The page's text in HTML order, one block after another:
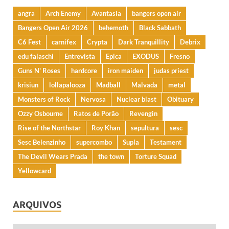
angra Arch Enemy Avantasia
bangers open air
Bangers Open Air 2026
behemoth
Black Sabbath
C6 Fest
carnifex Crypta Dark Tranquillity
Debrix
edu falaschi
Entrevista Epica EXODUS
Fresno
Guns N' Roses
hardcore iron maiden
judas priest
krisiun
lollapalooza Madball Malvada
metal
Monsters of Rock
Nervosa Nuclear blast
Obituary
Ozzy Osbourne
Ratos de Porão
Revengin
Rise of the Northstar
Roy Khan sepultura
sesc
Sesc Belenzinho
supercombo Supla
Testament
The Devil Wears Prada
the town
Torture Squad
Yellowcard
ARQUIVOS